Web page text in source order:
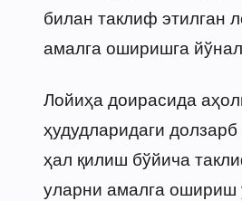
билан таклиф этилган
амалга оширишга
Лойиҳа доирасида
ҳудудларидаги
ҳал қилиш бўйича
уларни амалга ошириш